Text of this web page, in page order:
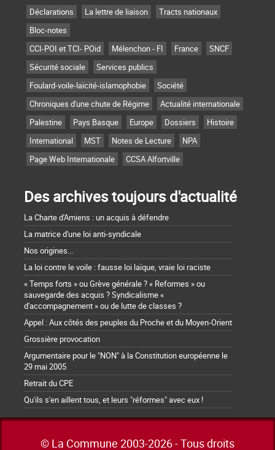
Déclarations
La lettre de liaison
Tracts nationaux
Bloc-notes
CCI-POI et TCI- POid
Mélenchon - FI France
SNCF
Sécurité sociale
Services publics
Foulard-voile-laïcité-islamophobie
Société
Chroniques d'une chute de Régime
Actualité internationale
Palestine
Pays Basque Europe Dossiers
Histoire
International
MST Notes de Lecture
NPA
Page Web Internationale
CCSA Alfortville
Des archives toujours d'actualité
La Charte d'Amiens : un acquis à défendre
La matrice d'une loi anti-syndicale
Nos origines...
La loi contre le voile : fausse loi laïque, vraie loi raciste
« Temps forts » ou Grève générale ? « Reformes » ou
sauvegarde des acquis ? Syndicalisme «
d'accompagnement » ou de lutte de classes ?
Appel : Aux côtés des peuples du Proche et du Moyen-Orient
Grossière provocation
Argumentaire pour le "NON" à la Constitution européenne le
29 mai 2005
Retrait du CPE
Qu'ils s'en aillent tous, et leurs "réformes" avec eux !
© La Commune 2003-2026 - Tous droits